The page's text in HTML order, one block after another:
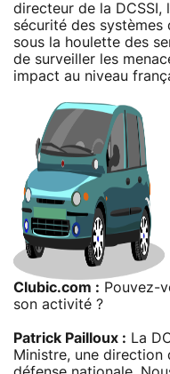
directeur de la DCSSI,
sécurité des
sous la houlette des
de surveiller les
impact au niveau
Clubic.com : Pouvez-
son activité ?
Patrick Pailloux : La
Ministre, une direction